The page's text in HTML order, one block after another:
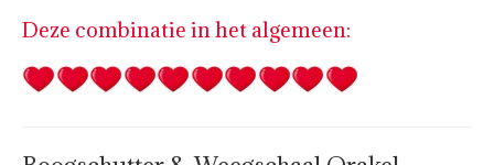
Deze combinatie in het algemeen: